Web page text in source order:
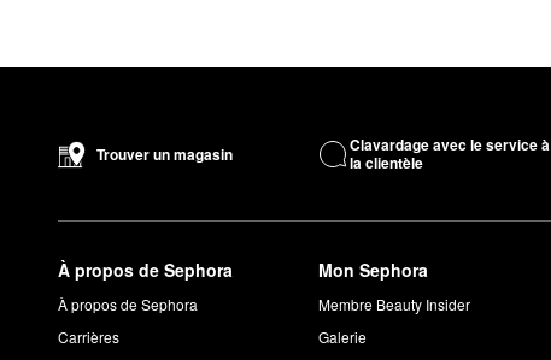
Trouver un magasin
Clavardage avec le service à
la clientèle
À propos de Sephora
À propos de Sephora
Carrières
Mon Sephora
Membre Beauty Insider
Galerie